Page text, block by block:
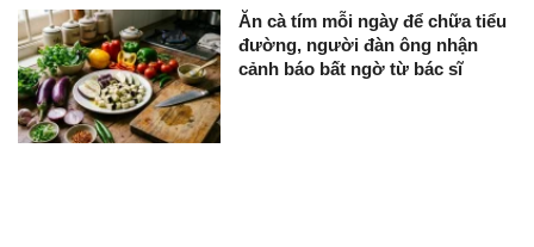
Ăn cà tím mỗi ngày để chữa tiểu
đường, người đàn ông nhận
cảnh báo bất ngờ từ bác sĩ